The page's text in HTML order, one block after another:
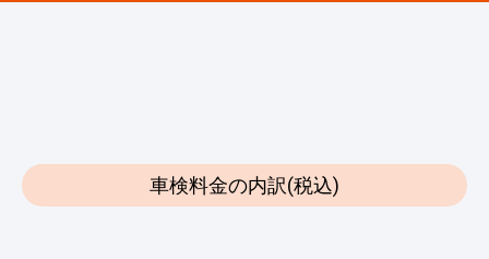
車検料金の内訳(税込)